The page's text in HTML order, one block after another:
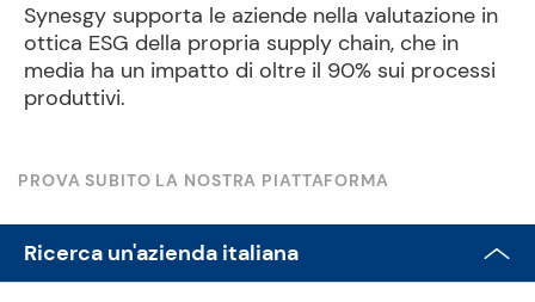
Synesgy supporta le aziende nella valutazione in
ottica ESG della propria supply chain, che in
media ha un impatto di oltre il 90% sui processi
produttivi.
PROVA SUBITO LA NOSTRA PIATTAFORMA
Ricerca un'azienda italiana